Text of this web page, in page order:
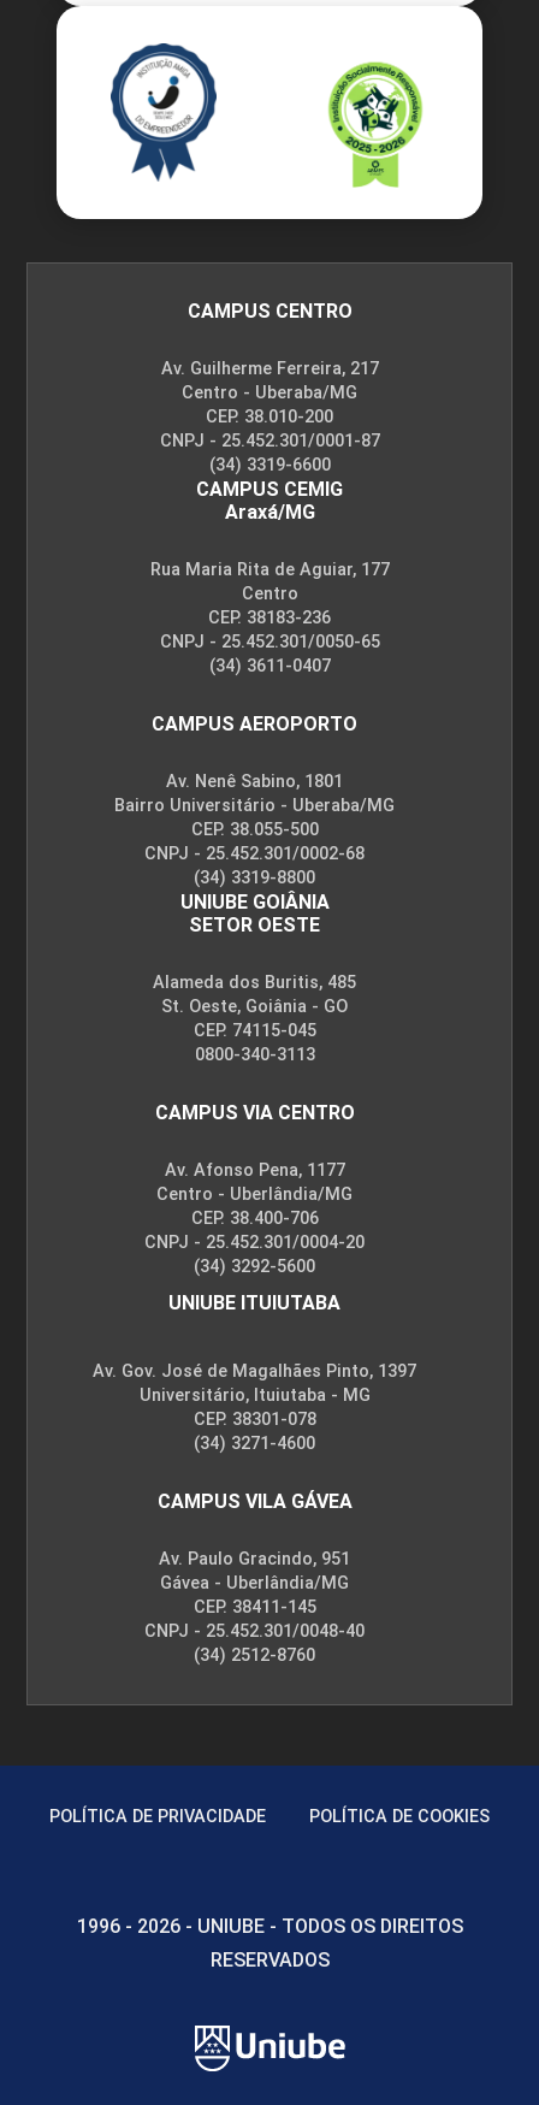
CAMPUS CENTRO
Av. Guilherme Ferreira, 217
Centro - Uberaba/MG
CEP. 38.010-200
CNPJ - 25.452.301/0001-87
(34) 3319-6600
CAMPUS CEMIG
Araxá/MG
Rua Maria Rita de Aguiar, 177
Centro
CEP. 38183-236
CNPJ - 25.452.301/0050-65
(34) 3611-0407
CAMPUS AEROPORTO
Av. Nenê Sabino, 1801
Bairro Universitário - Uberaba/MG
CEP. 38.055-500
CNPJ - 25.452.301/0002-68
(34) 3319-8800
UNIUBE GOIÂNIA
SETOR OESTE
Alameda dos Buritis, 485
St. Oeste, Goiânia - GO
CEP. 74115-045
0800-340-3113
CAMPUS VIA CENTRO
Av. Afonso Pena, 1177
Centro - Uberlândia/MG
CEP. 38.400-706
CNPJ - 25.452.301/0004-20
(34) 3292-5600
UNIUBE ITUIUTABA
Av. Gov. José de Magalhães Pinto, 1397
Universitário, Ituiutaba - MG
CEP. 38301-078
(34) 3271-4600
CAMPUS VILA GÁVEA
Av. Paulo Gracindo, 951
Gávea - Uberlândia/MG
CEP. 38411-145
CNPJ - 25.452.301/0048-40
(34) 2512-8760
POLÍTICA DE PRIVACIDADE POLÍTICA DE COOKIES
1996 - 2026 - UNIUBE - TODOS OS DIREITOS
RESERVADOS